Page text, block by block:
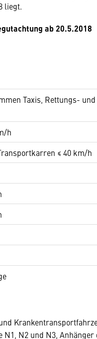
liegt.
ab 20.5.2018
Taxis, Rettungs- und
h
≤ 40 km/h
N2 und N3, Anhänger